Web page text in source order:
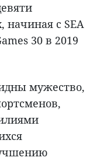
начиная с SEA
30 в 2019
мужество,